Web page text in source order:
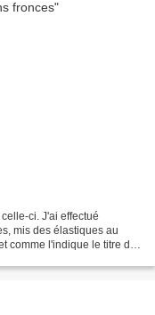
ci. J'ai effectué
mis des élastiques au
comme l'indique le titre de